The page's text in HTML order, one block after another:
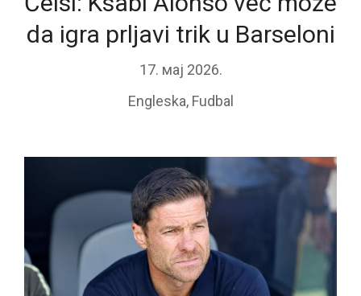
da igra prljavi trik u Barseloni
17. мај 2026.
Engleska, Fudbal